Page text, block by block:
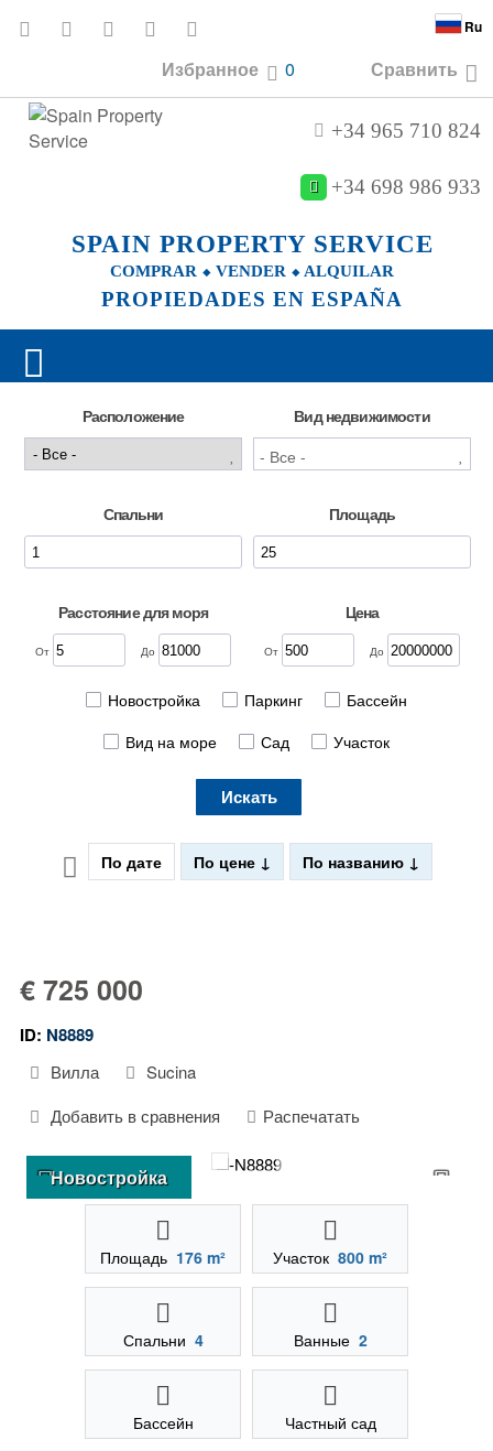
Избранное 0 Сравнить
Ru
SPAIN PROPERTY SERVICE
COMPRAR ⬥ VENDER ⬥ ALQUILAR
PROPIEDADES EN ESPAÑA
+34 965 710 824
+34 698 986 933
Расположение Вид недвижимости
Спальни Площадь
Расстояние для моря
От До
Цена
От До
Новостройка Паркинг
Бассейн
Вид на море
Сад Участок
Искать
По дате По цене По названию
€ 725 000
ID: N8889
Вилла
Sucina
Добавить в сравнения
Распечатать
Новостройка
Площадь 176 m² Участок 800 m²
Спальни 4 Ванные 2
Бассейн Частный сад